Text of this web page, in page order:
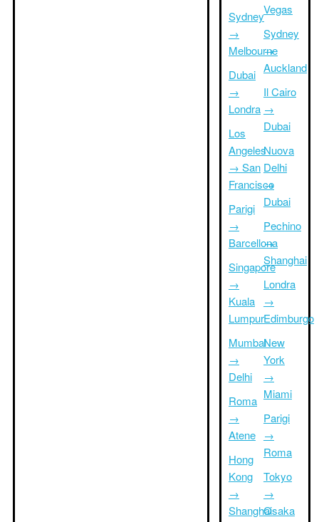
Sydney
→
Melbourne
Dubai
→
Londra
Los
Angeles
→ San
Francisco
Parigi
→
Barcellona
Singapore
→
Kuala
Lumpur
Mumbai
→
Delhi
Roma
→
Atene
Hong
Kong
→
Shanghai
Vegas
Sydney
→
Auckland
Il Cairo
→
Dubai
Nuova
Delhi
→
Dubai
Pechino
→
Shanghai
Londra
→
Edimburgo
New
York
→
Miami
Parigi
→
Roma
Tokyo
→
Osaka